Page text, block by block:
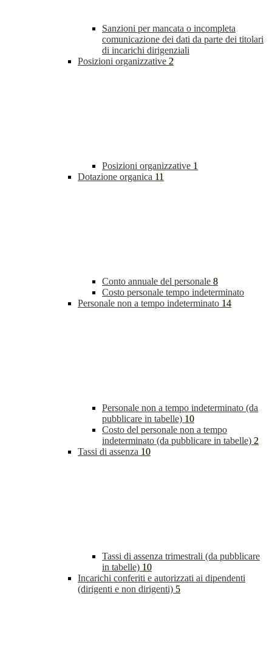
Sanzioni per mancata o incompleta
comunicazione dei dati da parte dei titolari
di incarichi dirigenziali
Posizioni organizzative 2
Posizioni organizzative 1
Dotazione organica 11
Conto annuale del personale 8
Costo personale tempo indeterminato
Personale non a tempo indeterminato 14
Personale non a tempo indeterminato (da
pubblicare in tabelle) 10
Costo del personale non a tempo
indeterminato (da pubblicare in tabelle) 2
Tassi di assenza 10
Tassi di assenza trimestrali (da pubblicare
in tabelle) 10
Incarichi conferiti e autorizzati ai dipendenti
(dirigenti e non dirigenti) 5